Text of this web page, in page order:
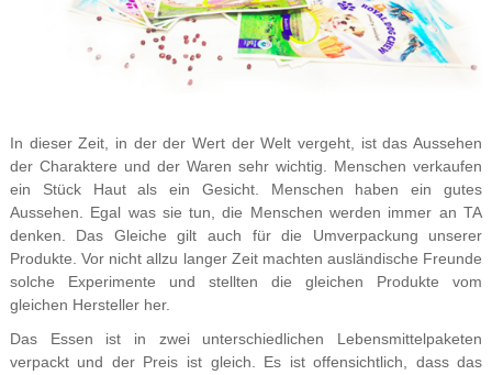
In dieser Zeit, in der der Wert der Welt vergeht, ist das Aussehen
der Charaktere und der Waren sehr wichtig. Menschen verkaufen
ein Stück Haut als ein Gesicht. Menschen haben ein gutes
Aussehen. Egal was sie tun, die Menschen werden immer an TA
denken. Das Gleiche gilt auch für die Umverpackung unserer
Produkte. Vor nicht allzu langer Zeit machten ausländische Freunde
solche Experimente und stellten die gleichen Produkte vom
gleichen Hersteller her.
Das Essen ist in zwei unterschiedlichen Lebensmittelpaketen
verpackt und der Preis ist gleich. Es ist offensichtlich, dass das